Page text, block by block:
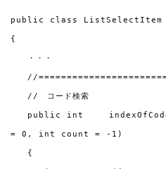
public class
{
・・・
//
// コード検索
public int
= 0, int count = -1)
{